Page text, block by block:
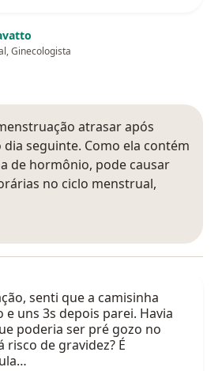
Ginecologista
atrasar após
seguinte. Como ela contém
de hormônio, pode causar
no ciclo menstrual,
senti que a camisinha
e uns 3s depois parei. Havia
poderia ser pré gozo no
risco de gravidez? É